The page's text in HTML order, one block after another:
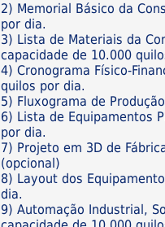
2) Memorial Básico da
por dia.
3) Lista de Materiais da
capacidade de 10.000
4) Cronograma Físico-
quilos por dia.
5) Fluxograma de
6) Lista de Equipamentos
por dia.
7) Projeto em 3D de
(opcional)
8) Layout dos
dia.
9) Automação Industrial,